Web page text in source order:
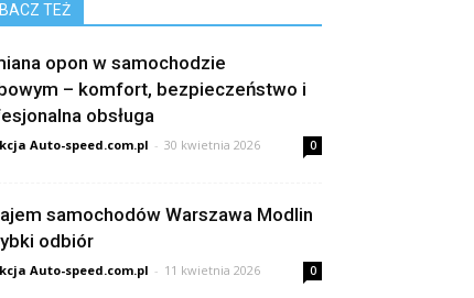
TEŻ
opon w samochodzie
– komfort, bezpieczeństwo i
obsługa
Auto-speed.com.pl - 30 kwietnia 2026 0
samochodów Warszawa Modlin
odbiór
Auto-speed.com.pl - 11 kwietnia 2026 0